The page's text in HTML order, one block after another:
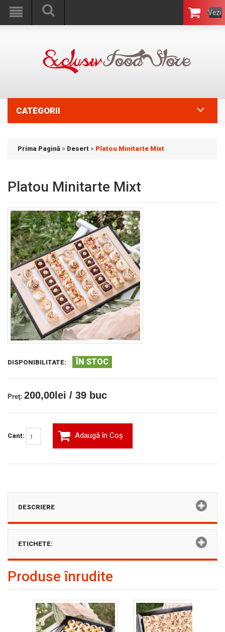
Vezi
Coşul
CATEGORII
Prima Pagină > Desert > Platou Minitarte Mixt
Platou Minitarte Mixt
DISPONIBILITATE: ÎN STOC
Preţ: 200,00lei / 39 buc
Cant: Adaugă în Coş
DESCRIERE
ETICHETE:
Produse înrudite